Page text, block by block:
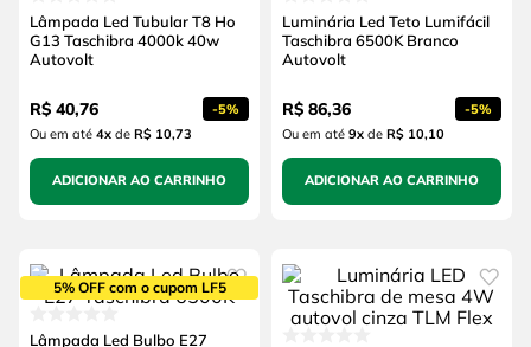
Lâmpada Led Tubular T8 Ho
G13 Taschibra 4000k 40w
Autovolt
R$ 40,76 -5%
Ou em até 4xde R$ 10,73
ADICIONAR AO CARRINHO
Luminária Led Teto Lumifácil
Taschibra 6500K Branco
Autovolt
R$ 86,36 -5%
Ou em até 9xde R$ 10,10
ADICIONAR AO CARRINHO
5% OFF com o cupom LF5
Lâmpada Led Bulbo E27